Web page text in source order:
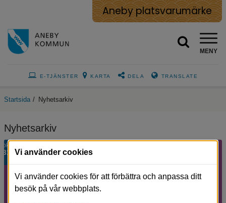
Aneby platsvarumärke
MENY
E-TJÄNSTER KARTA DELA TRANSLATE
Startsida / Nyhetsarkiv
Nyhetsarkiv
okt
31
Lila
bakgrund
med
texten
öppettider.
Vi använder cookies
Vi använder cookies för att förbättra och anpassa ditt
besök på vår webbplats.